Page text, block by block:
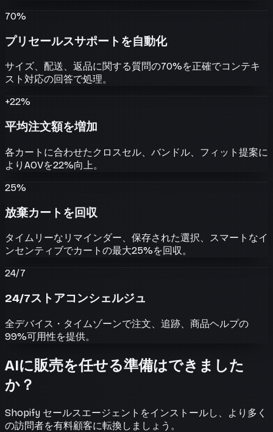
70%
プリセールスサポートを自動化
サイズ、配送、返品に関する質問の70%を正確でコンテキ
スト対応の回答で処理。
+22%
平均注文額を増加
各カートに合わせたクロスセル、バンドル、フィット提案に
よりAOVを22%向上。
25%
放棄カートを回収
タイムリーなリマインダー、保存された選択、スマートなイ
ンセンティブでカートの最大25%を回収。
24/7
24/7ストアコンシェルジュ
全デバイス・タイムゾーンで注文、追跡、商品ヘルプの
99%可用性を提供。
AIに販売を任せる準備はできました
か？
Shopify セールスエージェントをインストールし、より多く
の訪問者を有料顧客に転換しましょう。